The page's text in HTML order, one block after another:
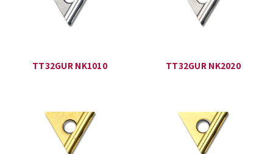
TT32GUR NK1010 TT32GUR NK2020